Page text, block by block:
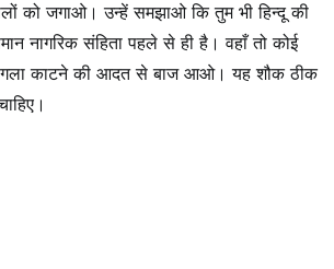
को जगाओ। उन्हें समझाओ कि तुम भी हिन्दू की
नागरिक संहिता पहले से ही है। वहाँ तो कोई
गला काटने की आदत से बाज आओ। यह शौक ठीक